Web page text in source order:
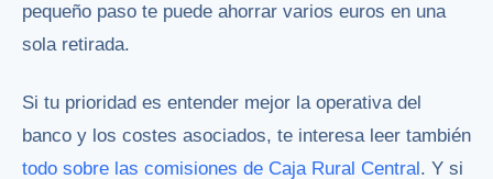
pequeño paso te puede ahorrar varios euros en una
sola retirada.
Si tu prioridad es entender mejor la operativa del
banco y los costes asociados, te interesa leer también
todo sobre las comisiones de Caja Rural Central . Y si